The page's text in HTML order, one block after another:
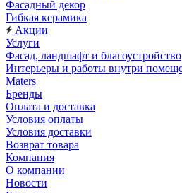
Фасадный декор
Гибкая керамика
Акции
Услуги
Фасад, ландшафт и благоустройство
Интерьеры и работы внутри
Maters
Бренды
Оплата и доставка
Условия оплаты
Условия доставки
Возврат товара
Компания
О компании
Новости